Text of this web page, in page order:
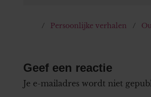
Persoonlijke verhalen
Geef een reactie
Je e-mailadres wordt niet